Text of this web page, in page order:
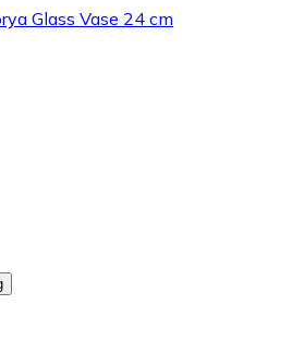
Glass Vase 24 cm